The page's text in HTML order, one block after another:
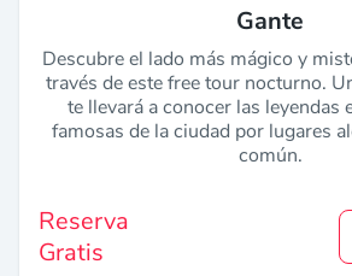
Gante
Descubre el lado más mágico y
través de este free tour nocturno.
te llevará a conocer las leyendas
famosas de la ciudad por lugares
común.
Reserva
Gratis